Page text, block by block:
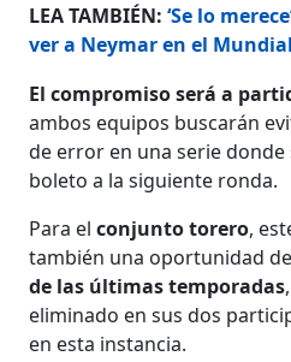
LEA TAMBIÉN:‘Se lo
ver a Neymar en el
El compromiso será a
ambos equipos buscarán
de error en una serie
boleto a la siguiente ronda.
Para elconjunto torero,
también una oportunidad de
de las últimas temporadas
eliminado en sus dos
en esta instancia.